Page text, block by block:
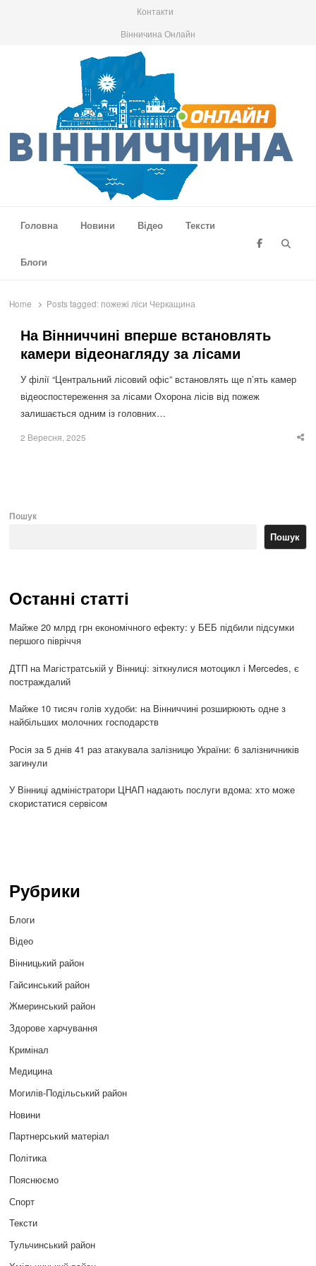
Контакти
Вінничина Онлайн
Головна
Новини Відео Тексти
Блоги
Home Posts tagged: пожежі ліси Черкащина
На Вінниччині вперше встановлять
камери відеонагляду за лісами
У філії “Центральний лісовий офіс” встановлять ще п’ять камер
відеоспостереження за лісами Охорона лісів від пожеж
залишається одним із головних…
2 Вересня, 2025
Пошук
Пошук
Останні статті
Майже 20 млрд грн економічного ефекту: у БЕБ підбили підсумки
першого півріччя
ДТП на Магістратській у Вінниці: зіткнулися мотоцикл і Mercedes, є
постраждалий
Майже 10 тисяч голів худоби: на Вінниччині розширюють одне з
найбільших молочних господарств
Росія за 5 днів 41 раз атакувала залізницю України: 6 залізничників
загинули
У Вінниці адміністратори ЦНАП надають послуги вдома: хто може
скористатися сервісом
Рубрики
Блоги
Відео
Вінницький район
Гайсинський район
Жмеринський район
Здорове харчування
Кримінал
Медицина
Могилів-Подільський район
Новини
Партнерський матеріал
Політика
Пояснюємо
Спорт
Тексти
Тульчинський район